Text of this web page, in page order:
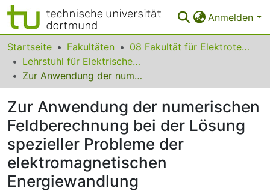
Anmelden
Bereiche & Sammlungen
Das gesamte Repositorium
FAQ
Leitlinien
Zurück zur Startseite
Startseite Fakultäten
08 Fakultät für Elektrotechnik und Informationstechnik
Lehrstuhl für Elektrische Antriebe und Mechatronik
Zur Anwendung der numerischen Feldberechnung bei der Lösung spezieller Probleme der elektromagnetischen Energiewandlung
Zur Anwendung der numerischen
Feldberechnung bei der Lösung
spezieller Probleme der
elektromagnetischen
Energiewandlung